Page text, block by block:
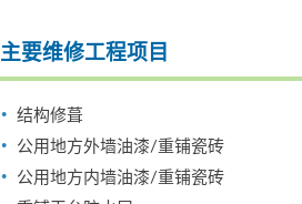
主要维修工程项目
结构修葺
公用地方外墙油漆/重铺瓷砖
公用地方内墙油漆/重铺瓷砖